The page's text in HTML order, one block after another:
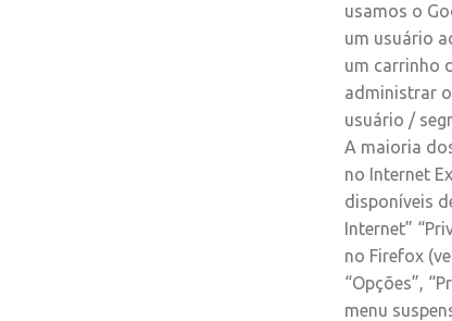
usamos o
um usuário
um carrinho
administrar
usuário /
A maioria
no Internet
disponíveis
Internet”
no Firefox
“Opções”,
menu